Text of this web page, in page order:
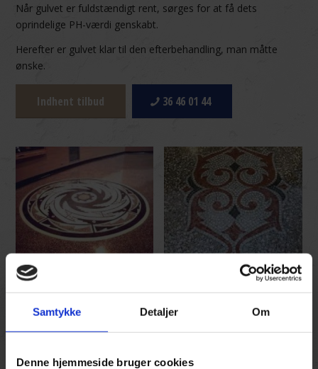
Samtykke Detaljer Om
Denne hjemmeside bruger cookies
Når gulvet er fuldstændigt rent, sørges for at få dets
oprindelige PH-værdi genskabt.
Herefter er gulvet klar til den efterbehandling, man måtte
ønske.
Indhent tilbud 36 46 01 44